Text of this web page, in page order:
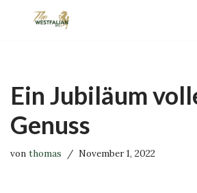
Ein Jubiläum
Genuss
von thomas November 1, 2022